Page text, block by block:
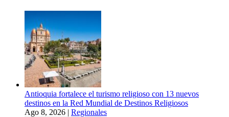
Antioquia fortalece el turismo religioso con 13 nuevos
destinos en la Red Mundial de Destinos Religiosos
Ago 8, 2026 | Regionales